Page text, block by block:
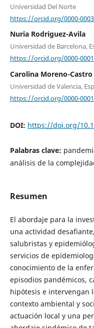
Universidad Del Norte
https://orcid.org/0000-
Nuria Rodriguez-Avila
Universidad de Barcelona,
https://orcid.org/0000-
Carolina Moreno-Castro
Universidad de Valencia,
https://orcid.org/0000-
DOI: https://doi.org/
Palabras clave:
análisis de la
Resumen
El abordaje para la
una actividad
salubristas y
servicios de
conocimiento de la
episodios pandémicos,
hipótesis e intervengan
contexto ambiental y
actuación local y una